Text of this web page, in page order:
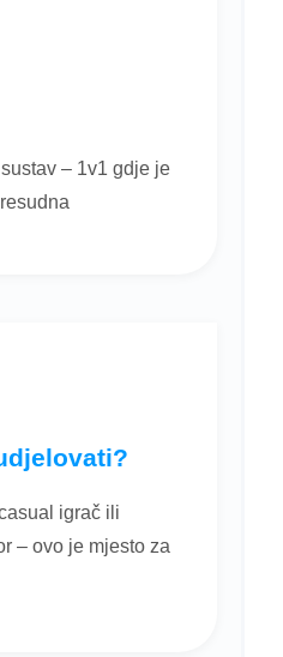
– 1v1 gdje je
igrač ili
– ovo je mjesto za